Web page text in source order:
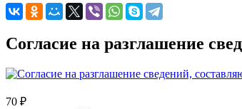
Согласие на разглашение
70 ₽